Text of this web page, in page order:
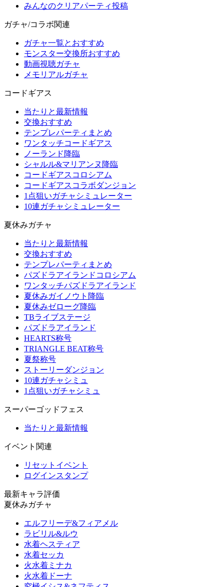
みんなのクリアパーティ投稿
ガチャ/コラボ関連
ガチャ一覧とおすすめ
モンスター交換所おすすめ
動画視聴ガチャ
メモリアルガチャ
コードギアス
当たりと最新情報
交換おすすめ
テンプレパーティまとめ
ワンタッチコードギアス
ノーランド降臨
シャルル&マリアンヌ降臨
コードギアスコロシアム
コードギアスコラボダンジョン
1点狙いガチャシミュレーター
10連ガチャシミュレーター
夏休みガチャ
当たりと最新情報
交換おすすめ
テンプレパーティまとめ
パズドラアイランドコロシアム
ワンタッチパズドラアイランド
夏休みガイノウト降臨
夏休みゼローグ降臨
TBライブステージ
パズドラアイランド
HEARTS称号
TRIANGLE BEAT称号
夏祭称号
ストーリーダンジョン
10連ガチャシミュ
1点狙いガチャシミュ
スーパーゴッドフェス
当たりと最新情報
イベント関連
リセットイベント
ログインスタンプ
最新キャラ評価
夏休みガチャ
エルフリーデ&フィアメル
ラビリル&ルウ
水着ヘスティア
水着セッカ
火水着ミナカ
火水着ドーナ